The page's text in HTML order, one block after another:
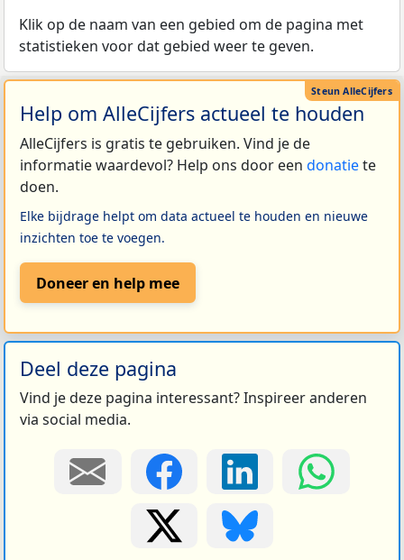
Klik op de naam van een gebied om de pagina met
statistieken voor dat gebied weer te geven.
Help om AlleCijfers actueel te houden
AlleCijfers is gratis te gebruiken. Vind je de
informatie waardevol? Help ons door een donatiete
doen.
Elke bijdrage helpt om data actueel te houden en nieuwe
inzichten toe te voegen.
Doneer en help mee
Deel deze pagina
Vind je deze pagina interessant? Inspireer anderen
via social media.